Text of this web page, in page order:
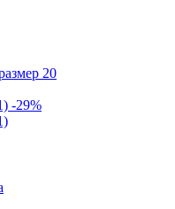
20
-29%